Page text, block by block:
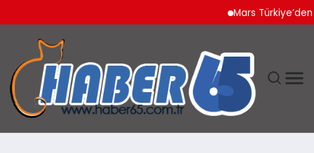
Mars Türkiye’den